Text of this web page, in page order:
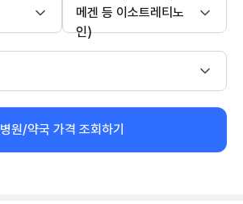
메겐 등 이소트레티노
인)
병원/약국 가격 조회하기